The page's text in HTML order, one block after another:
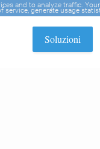
Soluzioni
and to analyze traffic.
generate usage